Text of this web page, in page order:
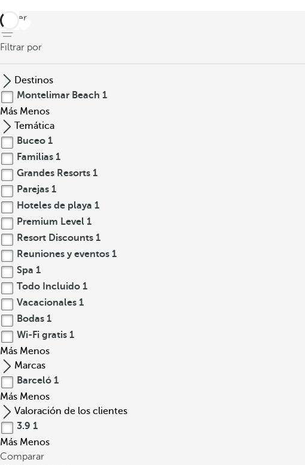
volver
Filtrar por
Destinos
Montelimar Beach 1
Más Menos
Temática
Buceo 1
Familias 1
Grandes Resorts 1
Parejas 1
Hoteles de playa 1
Premium Level 1
Resort Discounts 1
Reuniones y eventos 1
Spa 1
Todo Incluido 1
Vacacionales 1
Bodas 1
Wi-Fi gratis 1
Más Menos
Marcas
Barceló 1
Más Menos
Valoración de los clientes
3.9 1
Más Menos
Comparar